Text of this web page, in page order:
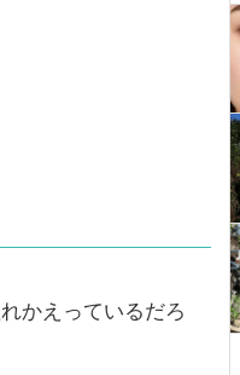
かえっているだろ